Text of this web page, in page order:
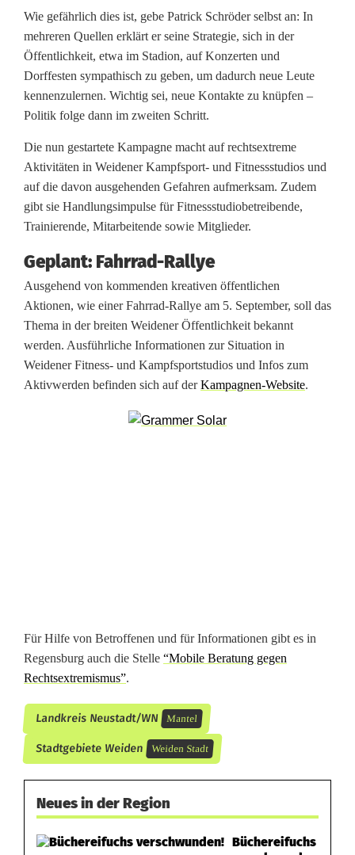
s
s
t
a
r
t
e
K
a
m
p
a
n
R
c
h
t
Wie gefährlich dies ist, gebe Patrick Schröder selbst an: In
mehreren Quellen erklärt er seine Strategie, sich in der
Öffentlichkeit, etwa im Stadion, auf Konzerten und
Dorffesten sympathisch zu geben, um dadurch neue Leute
kennenzulernen. Wichtig sei, neue Kontakte zu knüpfen –
Politik folge dann im zweiten Schritt.
Die nun gestartete Kampagne macht auf rechtsextreme
Aktivitäten in Weidener Kampfsport- und Fitnessstudios und
auf die davon ausgehenden Gefahren aufmerksam. Zudem
gibt sie Handlungsimpulse für Fitnessstudiobetreibende,
Trainierende, Mitarbeitende sowie Mitglieder.
Geplant: Fahrrad-Rallye
Ausgehend von kommenden kreativen öffentlichen
Aktionen, wie einer Fahrrad-Rallye am 5. September, soll das
Thema in der breiten Weidener Öffentlichkeit bekannt
werden. Ausführliche Informationen zur Situation in
Weidener Fitness- und Kampfsportstudios und Infos zum
Aktivwerden befinden sich auf derKampagnen-Website.
Für Hilfe von Betroffenen und für Informationen gibt es in
Regensburg auch die Stelle “Mobile Beratung gegen
Rechtsextremismus”.
Landkreis Neustadt/WN Mantel
Stadtgebiete Weiden Weiden Stadt
Neues in der Region
Büchereifuchs